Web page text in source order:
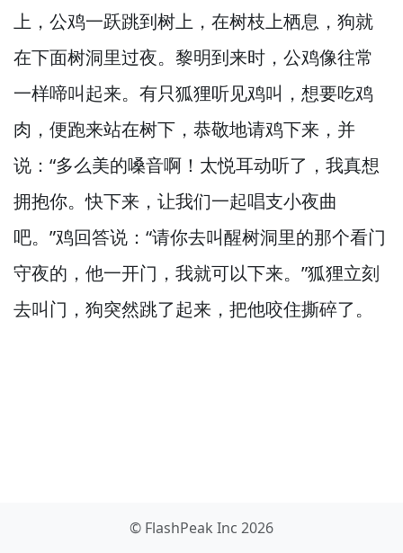
上， 公鸡一跃跳到树上， 在树枝上栖息， 狗就
在下面树洞里过夜。 黎明到来时， 公鸡像往常
一样啼叫起来。 有只狐狸听见鸡叫， 想要吃鸡
肉， 便跑来站在树下， 恭敬地请鸡下来， 并
说：“多么美的嗓音啊！ 太悦耳动听了， 我真想
拥抱你。快下来， 让我们一起唱支小夜曲
吧。”鸡回答说：“请你去叫醒树洞里的那个看门
守夜的， 他一开门， 我就可以下来。”狐狸立刻
去叫门， 狗突然跳了起来， 把他咬住撕碎了。
© FlashPeak Inc 2026